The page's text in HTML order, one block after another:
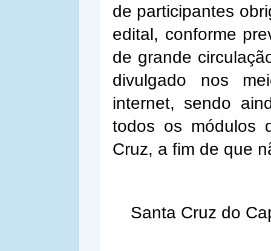
de participantes
edital, conforme
de grande
divulgado nos
internet, sendo
todos os módulos
Cruz, a fim de que
Santa Cruz do